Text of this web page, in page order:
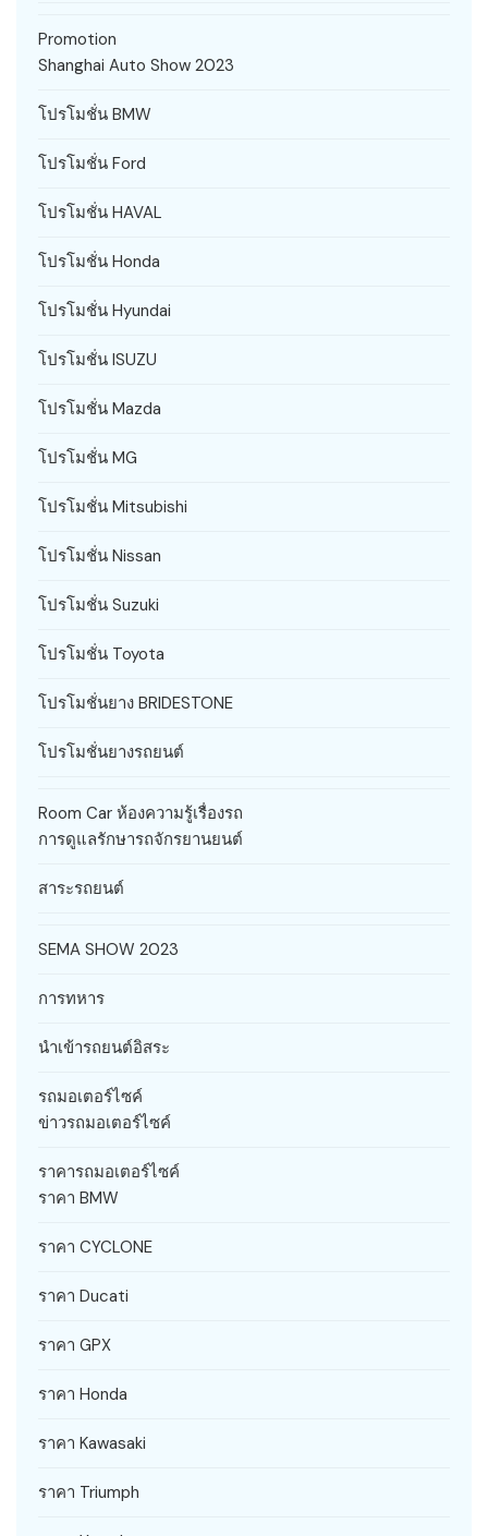
Promotion
Shanghai Auto Show 2023
โปรโมชั่น BMW
โปรโมชั่น Ford
โปรโมชั่น HAVAL
โปรโมชั่น Honda
โปรโมชั่น Hyundai
โปรโมชั่น ISUZU
โปรโมชั่น Mazda
โปรโมชั่น MG
โปรโมชั่น Mitsubishi
โปรโมชั่น Nissan
โปรโมชั่น Suzuki
โปรโมชั่น Toyota
โปรโมชั่นยาง BRIDESTONE
โปรโมชั่นยางรถยนต์
Room Car ห้องความรู้เรื่องรถ
การดูแลรักษารถจักรยานยนต์
สาระรถยนต์
SEMA SHOW 2023
การทหาร
นำเข้ารถยนต์อิสระ
รถมอเตอร์ไซค์
ข่าวรถมอเตอร์ไซค์
ราคารถมอเตอร์ไซค์
ราคา BMW
ราคา CYCLONE
ราคา Ducati
ราคา GPX
ราคา Honda
ราคา Kawasaki
ราคา Triumph